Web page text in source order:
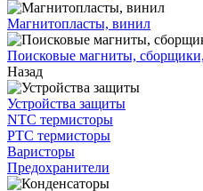
Магнитопласты, винил
Поисковые магниты,
Назад
Устройства защиты
NTC термисторы
PTC термисторы
Варисторы
Предохранители